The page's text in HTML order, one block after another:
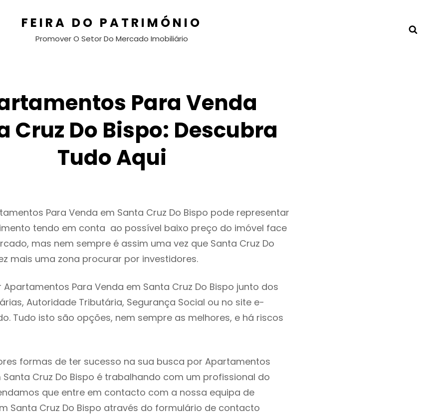
FEIRA DO PATRIMÓNIO
Promover O Setor Do Mercado Imobiliário
Para Venda
Cruz Do Bispo: Descubra
Tudo Aqui
Para Venda em Santa Cruz Do Bispo pode representar
tendo em conta ao possível baixo preço do imóvel face
mas nem sempre é assim uma vez que Santa Cruz Do
mais uma zona procurar por investidores.
Para Venda em Santa Cruz Do Bispo junto dos
Autoridade Tributária, Segurança Social ou no site e-
Tudo isto são opções, nem sempre as melhores, e há riscos
formas de ter sucesso na sua busca por Apartamentos
Santa Cruz Do Bispo é trabalhando com um profissional do
que entre em contacto com a nossa equipa de
Santa Cruz Do Bispo através do formulário de contacto